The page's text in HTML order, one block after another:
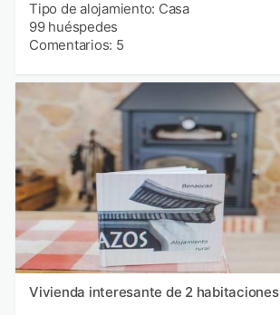
Tipo de alojamiento: Casa
99 huéspedes
Comentarios: 5
Vivienda interesante de 2 habitaciones